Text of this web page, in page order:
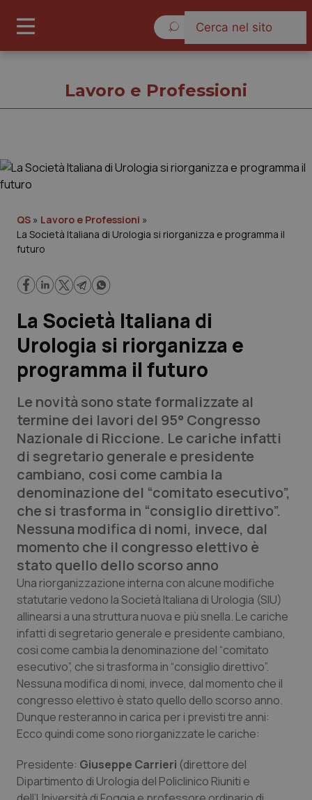
Governo e Parlamento
Regioni e Asl
Lavoro e Professioni
Scienza e Farmaci
Studi e Analisi
Lettere al direttore
Edizioni Regionali
QS Pro
Professionisti Sanitari.AI
Abruzzo
Basilicata
Calabria
Campania
Emilia-Romagna
Friuli Venezia Giulia
Lazio
QS Pro Gold
Artrite & artrosi
Asma & BPCO
Car-T
Colesterolo & coronaropatie
Dermatite Atopica
Diabete & glucometri
QS Club Newsletter
Lavoro e Professioni
QS » Lavoro e Professioni »
La Società Italiana di Urologia si riorganizza e programma il
futuro
La Società Italiana di
Urologia si riorganizza e
programma il futuro
Le novità sono state formalizzate al
termine dei lavori del 95° Congresso
Nazionale di Riccione. Le cariche infatti
di segretario generale e presidente
cambiano, cosi come cambia la
denominazione del “comitato esecutivo”,
che si trasforma in “consiglio direttivo”.
Nessuna modifica di nomi, invece, dal
momento che il congresso elettivo è
stato quello dello scorso anno
Una riorganizzazione interna con alcune modifiche
statutarie vedono la Società Italiana di Urologia (SIU)
allinearsi a una struttura nuova e più snella. Le cariche
infatti di segretario generale e presidente cambiano,
cosi come cambia la denominazione del “comitato
esecutivo”, che si trasforma in “consiglio direttivo”.
Nessuna modifica di nomi, invece, dal momento che il
congresso elettivo è stato quello dello scorso anno.
Dunque resteranno in carica per i previsti tre anni:
Ecco quindi come sono riorganizzate le cariche:
Presidente: Giuseppe Carrieri (direttore del
Dipartimento di Urologia del Policlinico Riuniti e